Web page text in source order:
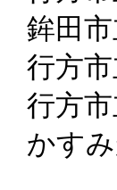
鉾田市
行方市
行方市
かすみ